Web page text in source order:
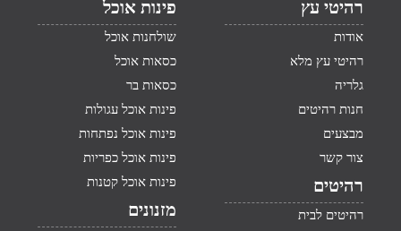
רהיטי עץ
אודות
רהיטי עץ מלא
גלריה
חנות רהיטים
מבצעים
צור קשר
רהיטים
רהיטים לבית
פינות אוכל
שולחנות אוכל
כסאות אוכל
כסאות בר
פינות אוכל עגולות
פינות אוכל נפתחות
פינות אוכל כפריות
פינות אוכל קטנות
מזנונים